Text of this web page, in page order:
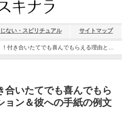
ない・スピリチュアル サイトマップ
付き合いたてでも喜んでもらえる理由とシ
合いたてでも喜んでもら
ョン＆彼への手紙の例文